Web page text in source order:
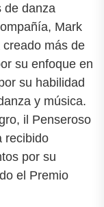
de danza
Mark
más de
su enfoque en
su habilidad
y música.
il Penseroso
recibido
por su
el Premio